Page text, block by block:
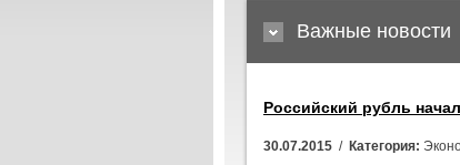
Важные новости
Российский рубль
30.07.2015 / Категория: